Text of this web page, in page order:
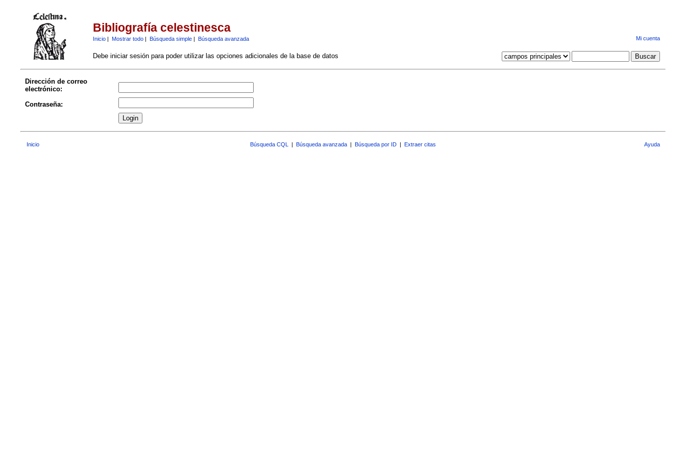
Bibliografía celestinesca
Inicio| Mostrar todo| Búsqueda simple| Búsqueda avanzada Mi cuenta
Debe iniciar sesión para poder utilizar las opciones adicionales de la base de datos
Dirección de correo
electrónico:
Contraseña:
Inicio Búsqueda CQL | Búsqueda avanzada | Búsqueda por ID | Extraer citas Ayuda